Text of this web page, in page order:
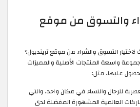
والتسوق من موقع
التسوق والشراء من موقع ترينديول؟
واسعة المنتجات الأصلية والمميزات
عليها، مثل:
للرجال والنساء في مكان واحد، والتي
العالمية المشهورة المفضلة لدى